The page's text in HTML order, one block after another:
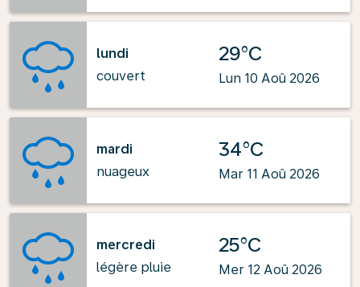
lundi
couvert
29°C
Lun 10 Aoû 2026
mardi
nuageux
34°C
Mar 11 Aoû 2026
mercredi
légère pluie
25°C
Mer 12 Aoû 2026